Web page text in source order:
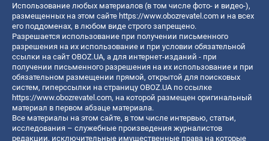
Использование любых материалов (в том числе фото- и видео-),
размещенных на этом сайте https://www.obozrevatel.com и на всех
его поддоменах, в любом виде строго запрещено.
Разрешается использование при получении письменного
разрешения на их использование и при условии обязательной
ссылки на сайт OBOZ.UA, а для интернет-изданий - при
получении письменного разрешения на их использование и при
обязательном размещении прямой, открытой для поисковых
систем, гиперссылки на страницу OBOZ.UA по ссылке
https://www.obozrevatel.com, на которой размещен оригинальный
материал в первом абзаце материала.
Все материалы на этом сайте, в том числе интервью, статьи,
исследования – служебные произведения журналистов
редакции, исключительные имущественные права на которые